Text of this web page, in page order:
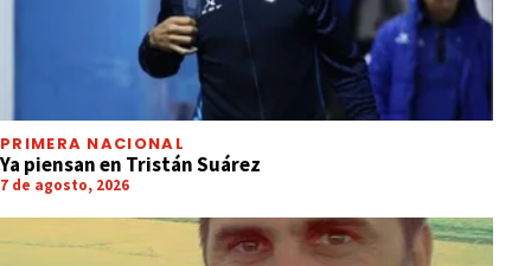
PRIMERA NACIONAL
Ya piensan en Tristán Suárez
7 de agosto, 2026